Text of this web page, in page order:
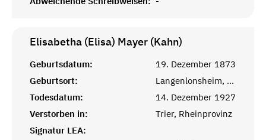
Elisabetha (Elisa) Mayer (Kahn)
Geburtsdatum:
19. Dezember 1873
Geburtsort:
Langenlonsheim, Kreuznach
Todesdatum:
14. Dezember 1927
Verstorben in:
Trier, Rheinprovinz
Signatur LEA: